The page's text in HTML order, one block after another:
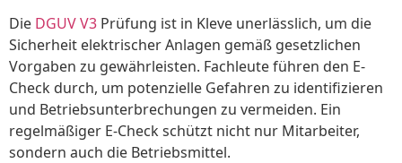
Die DGUV V3 Prüfung ist in Kleve unerlässlich, um die
Sicherheit elektrischer Anlagen gemäß gesetzlichen
Vorgaben zu gewährleisten. Fachleute führen den E-
Check durch, um potenzielle Gefahren zu identifizieren
und Betriebsunterbrechungen zu vermeiden. Ein
regelmäßiger E-Check schützt nicht nur Mitarbeiter,
sondern auch die Betriebsmittel.